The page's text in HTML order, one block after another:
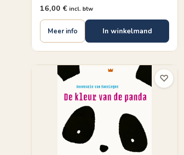
16,00 € incl. btw
Meer info In winkelmand
♡